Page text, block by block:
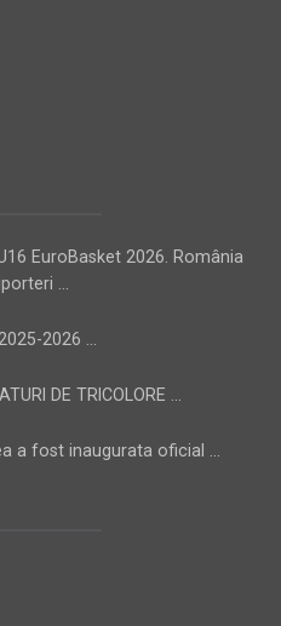
EuroBasket 2026. România
...
2026 ...
DE TRICOLORE ...
a fost inaugurata oficial ...